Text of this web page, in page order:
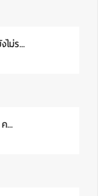
ไม่ร...
...